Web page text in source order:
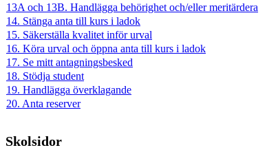
13A och 13B. Handlägga behörighet och/eller meritärdera
14. Stänga anta till kurs i ladok
15. Säkerställa kvalitet inför urval
16. Köra urval och öppna anta till kurs i ladok
17. Se mitt antagningsbesked
18. Stödja student
19. Handlägga överklagande
20. Anta reserver
Skolsidor